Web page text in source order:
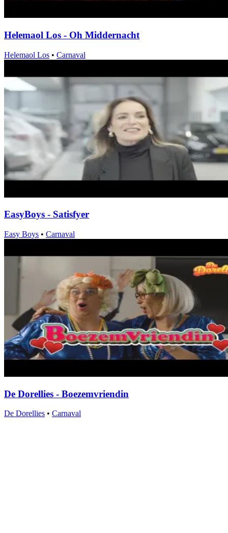
Helemaol Los - Oh Middernacht
Helemaol Los • Carnaval
EasyBoys - Satisfyer
Easy Boys • Carnaval
De Dorellies - Boezemvriendin
De Dorellies • Carnaval